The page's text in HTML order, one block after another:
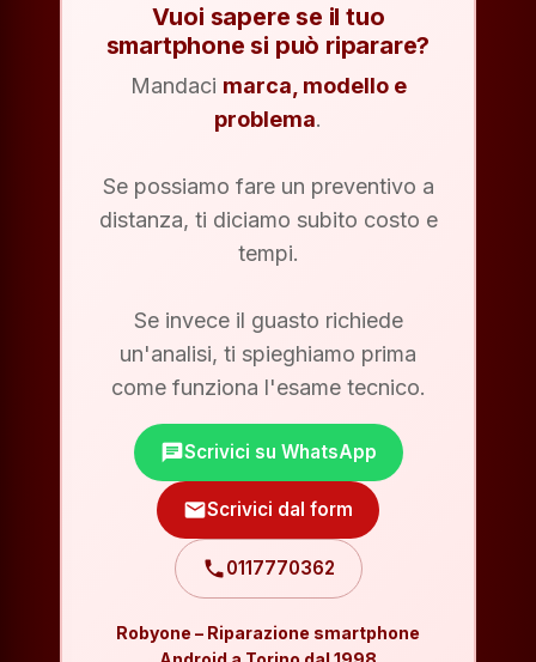
Vuoi sapere se il tuo
smartphone si può riparare?
Mandaci marca, modello e
problema.
Se possiamo fare un preventivo a
distanza, ti diciamo subito costo e
tempi.
Se invece il guasto richiede
un'analisi, ti spieghiamo prima
come funziona l'esame tecnico.
chatScrivici su WhatsApp
mailScrivici dal form
phone0117770362
Robyone – Riparazione smartphone